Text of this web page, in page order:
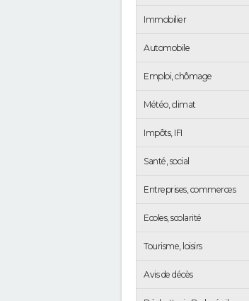
Immobilier
Automobile
Emploi, chômage
Météo, climat
Impôts, IFI
Santé, social
Entreprises, commerces
Ecoles, scolarité
Tourisme, loisirs
Avis de décès